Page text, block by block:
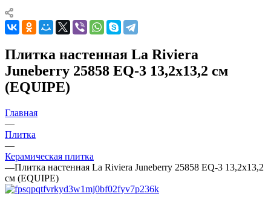
Плитка настенная La Riviera
Juneberry 25858 EQ-3 13,2x13,2 см
(EQUIPE)
Главная
—
Плитка
—
Керамическая плитка
—Плитка настенная La Riviera Juneberry 25858 EQ-3 13,2x13,2
см (EQUIPE)